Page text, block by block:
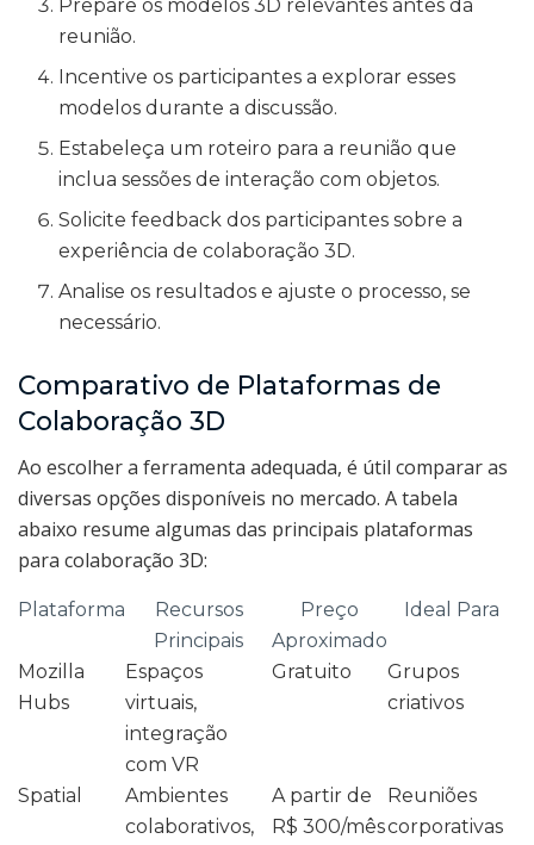
Prepare os modelos 3D relevantes antes da
reunião.
Incentive os participantes a explorar esses
modelos durante a discussão.
Estabeleça um roteiro para a reunião que
inclua sessões de interação com objetos.
Solicite feedback dos participantes sobre a
experiência de colaboração 3D.
Analise os resultados e ajuste o processo, se
necessário.
Comparativo de Plataformas de
Colaboração 3D
Ao escolher a ferramenta adequada, é útil comparar as
diversas opções disponíveis no mercado. A tabela
abaixo resume algumas das principais plataformas
para colaboração 3D:
Plataforma
Recursos
Principais
Preço
Aproximado
Ideal Para
Mozilla
Hubs
Espaços
virtuais,
integração
com VR
Gratuito
Grupos
criativos
Spatial
Ambientes
colaborativos,
A partir de
R$ 300/mês
Reuniões
corporativas